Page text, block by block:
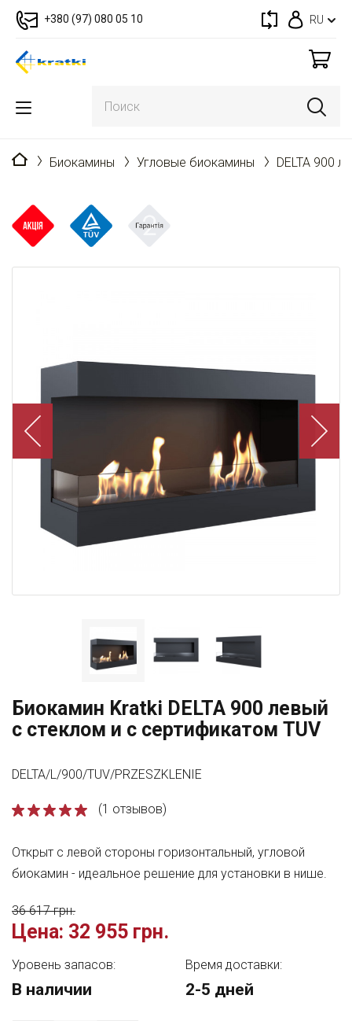
+380 (97) 080 05 10 RU
Главная
Биокамины Угловые биокамины DELTA 900
Биокамин Kratki DELTA 900 левый
с стеклом и с сертификатом TUV
DELTA/L/900/TUV/PRZESZKLENIE
(1 отзывов)
Открыт с левой стороны горизонтальный, угловой
биокамин - идеальное решение для установки в нише.
Цена: 32 955 грн.
36 617 грн.
Уровень запасов:
В наличии
Время доставки:
2-5 дней